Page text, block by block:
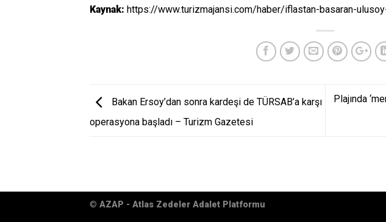
Kaynak: https://www.turizmajansi.com/haber/iflastan-basaran-
Bakan Ersoy’dan sonra kardeşi de TÜRSAB’a karşı
operasyona başladı – Turizm Gazetesi
Plajında
© AZAP - Atlas Zedeler Adalet Platformu